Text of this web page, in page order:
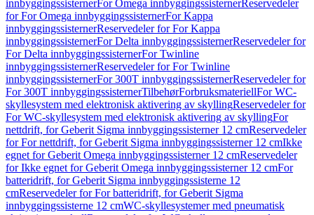
innbyggingssisternerFor Omega innbyggingssisternerReservedeler
for For Omega innbyggingssisternerFor Kappa
innbyggingssisternerReservedeler for For Kappa
innbyggingssisternerFor Delta innbyggingssisternerReservedeler for
For Delta innbyggingssisternerFor Twinline
innbyggingssisternerReservedeler for For Twinline
innbyggingssisternerFor 300T innbyggingssisternerReservedeler for
For 300T innbyggingssisternerTilbehørForbruksmateriellFor WC-
skyllesystem med elektronisk aktivering av skyllingReservedeler for
For WC-skyllesystem med elektronisk aktivering av skyllingFor
nettdrift, for Geberit Sigma innbyggingssisterner 12 cmReservedeler
for For nettdrift, for Geberit Sigma innbyggingssisterner 12 cmIkke
egnet for Geberit Omega innbyggingssisterner 12 cmReservedeler
for Ikke egnet for Geberit Omega innbyggingssisterner 12 cmFor
batteridrift, for Geberit Sigma innbyggingssisterne 12
cmReservedeler for For batteridrift, for Geberit Sigma
innbyggingssisterne 12 cmWC-skyllesystemer med pneumatisk